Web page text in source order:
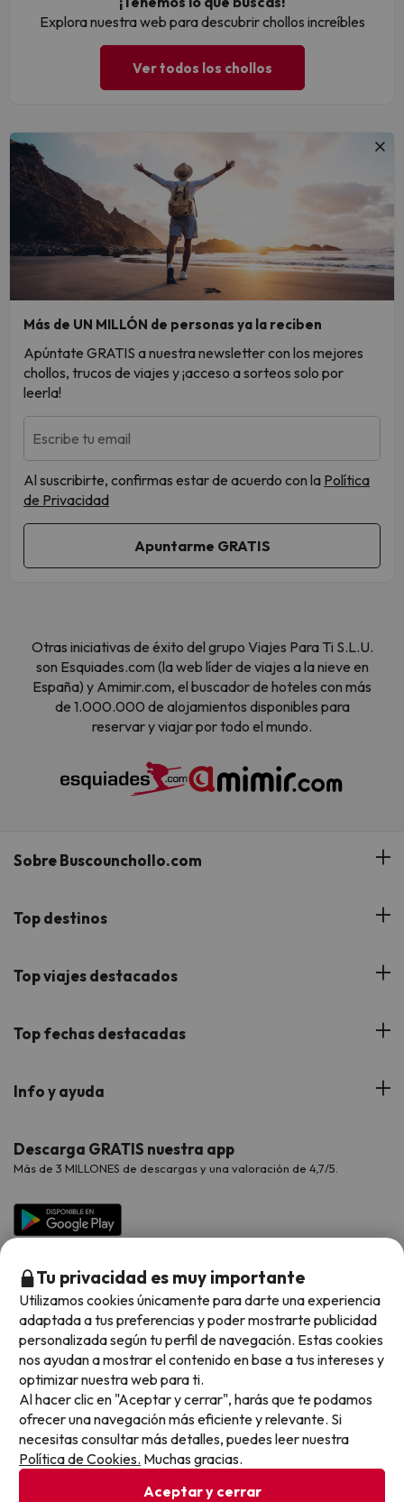
Explora nuestra web para descubrir chollos increíbles
Ver todos los chollos
Más de UN MILLÓN de personas ya la reciben
Apúntate GRATIS a nuestra newsletter con los mejores
chollos, trucos de viajes y ¡acceso a sorteos solo por
leerla!
Escribe tu email
Al suscribirte, confirmas estar de acuerdo con la Política
de Privacidad
Otras iniciativas de éxito del grupo Viajes Para Ti S.L.U.
son Esquiades.com (la web líder de viajes a la nieve en
España) y Amimir.com, el buscador de hoteles con más
de 1.000.000 de alojamientos disponibles para
reservar y viajar por todo el mundo.
Sobre Buscounchollo.com
¿Quiénes somos?
Buscounchollo en los medios
Proveedores
Viajes para grupos
Top destinos
Hoteles Andalucía
Hoteles Cataluña
Hoteles Galicia
Hoteles Salou
Top viajes destacados
Viajes con Niños
Viajes de Novios
Chollos con Todo Incluido
Chollos en la playa
Hoteles con toboganes
Selección de la Newsletter
Los favoritos de nuestros clientes
Top fechas destacadas
Verano
Vacaciones en Agosto
Vacaciones en Octubre
Vacaciones en Noviembre
Info y ayuda
Contáctanos
Preguntas frecuentes
Descarga GRATIS nuestra app
Más de 3 MILLONES de descargas y una valoración de 4,7/5.
Métodos de pago disponibles
Condiciones generales
Tu privacidad es muy importante
Utilizamos cookies únicamente para darte una experiencia
adaptada a tus preferencias y poder mostrarte publicidad
personalizada según tu perfil de navegación. Estas cookies
nos ayudan a mostrar el contenido en base a tus intereses y
optimizar nuestra web para ti.
Al hacer clic en "Aceptar y cerrar", harás que te podamos
ofrecer una navegación más eficiente y relevante. Si
necesitas consultar más detalles, puedes leer nuestra
Política de Cookies. Muchas gracias.
Aceptar y cerrar